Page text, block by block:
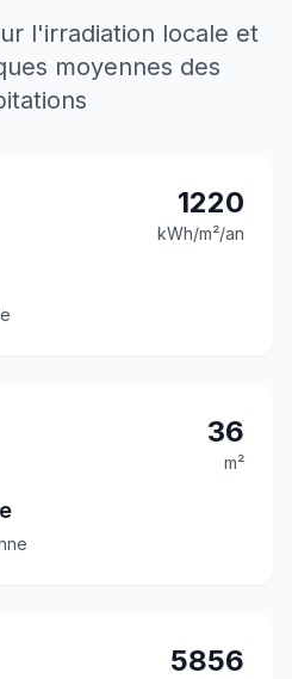
l'irradiation locale et
moyennes des
1220
kWh/m²/an
36
m²
5856